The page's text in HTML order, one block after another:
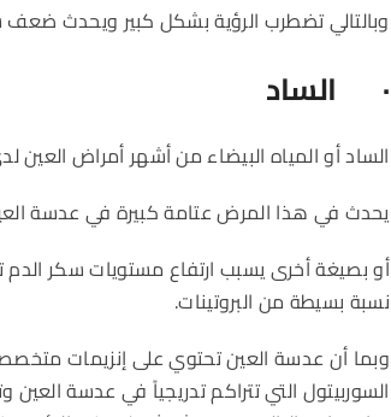
وبالتالي تضطرب الرؤية بشكل كبير ويحدث
· الساد
الساد أو المياه البيضاء من أشهر أمراض
يحدث في هذا المرض عتامة كبيرة في عدسة
أو بصيغة أخرى يسبب ارتفاع مستويات سكر
نسبة بسيطة من البروتينات.
وبما أن عدسة العين تحتوي على إنزيمات
السوربيتول التي تتراكم تدريجياً في عدسة